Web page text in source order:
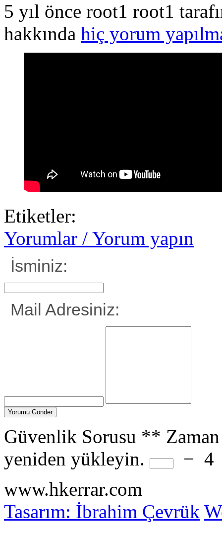
5 yıl önce root1 root1
hakkında hiç yorum
Etiketler:
Yorumlar / Yorum yapın
İsminiz:
Mail Adresiniz:
Güvenlik Sorusu **
yeniden yükleyin.
− 4
www.hkerrar.com
Tasarım: İbrahim Çevrük